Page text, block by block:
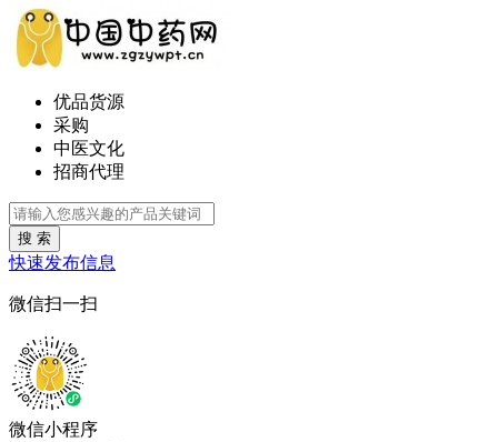
优品货源
采购
中医文化
招商代理
搜 索
快速发布信息
微信扫一扫
微信小程序